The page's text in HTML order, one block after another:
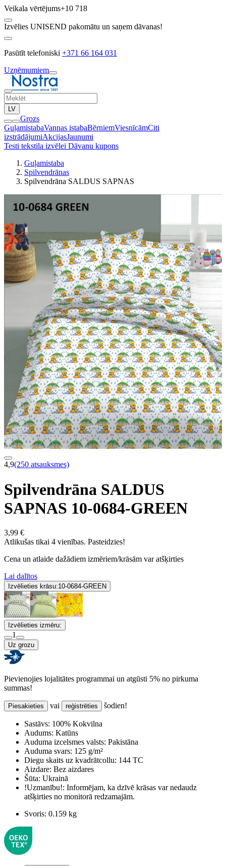
Veikala vērtējums+10 718
Izvēlies UNISEND pakomātu un saņem dāvanas!
Pasūtīt telefoniski +371 66 164 031
Uzņēmumiem
LV
Grozs
GuļamistabaVannas istabaBērniemViesnīcāmCiti
izstrādājumiAkcijasJaunumi
Testi tekstila izvēlei Dāvanu kupons
Guļamistaba
Spilvendrānas
Spilvendrāna SALDUS SAPNAS
4,9(250 atsauksmes)
Spilvendrāna SALDUS
SAPNAS 10-0684-GREEN
3,99 €
Atlikušas tikai 4 vienības. Pasteidzies!
Cena un atlaide dažādiem izmēriem/krāsām var atšķirties
Lai dalītos
Izvēlieties krāsu:10-0684-GREEN
Izvēlieties izmēru:
1
Uz grozu
Pievienojies lojalitātes programmai un atgūsti 5% no pirkuma
summas!
Piesakieties vai reģistrēties šodien!
Sastāvs: 100% Kokvilna
Audums: Katūns
Auduma izcelsmes valsts: Pakistāna
Auduma svars: 125 g/m²
Diegu skaits uz kvadrātcollu: 144 TC
Aizdare: Bez aizdares
Šūta: Ukrainā
!Uzmanību!: Informējam, ka dzīvē krāsas var nedaudz
atšķirties no monitorā redzamajām.
Svoris: 0.159 kg